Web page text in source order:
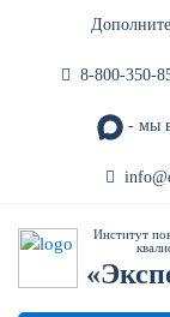
8-800-350-
- мы
Институт